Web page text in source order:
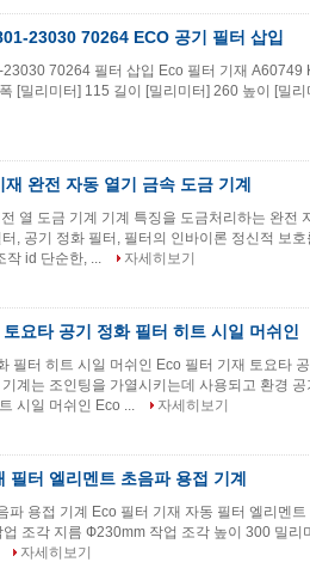
23030 70264 ECO 공기 필터 삽입
70264 필터 삽입 Eco 필터 기재
[밀리미터] 115 길이 [밀리미터] 260 높이 [밀
완전 자동 열기 금속 도금 기계
열 도금 기계 기계 특징을 도금처리하는 완전
, 공기 정화 필터, 필터의 인바이론 정신적 보
작 id 단순한, ...
자세히보기
요타 공기 정화 필터 히트 시일 머쉬인
필터 히트 시일 머쉬인 Eco 필터 기재 토요타
계는 조인팅을 가열시키는데 사용되고 환경
시일 머쉬인 Eco ...
자세히보기
필터 엘리멘트 초음파 용접 기계
파 용접 기계 Eco 필터 기재 자동 필터 엘리멘
조각 지름 Ф230mm 작업 조각 높이 300 밀리
자세히보기